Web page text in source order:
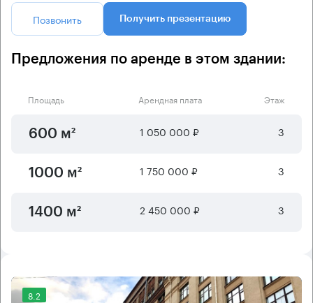
Позвонить Получить презентацию
Предложения по аренде в этом здании:
Площадь Арендная плата Этаж
600 м² 1 050 000 ₽ 3
1000 м² 1 750 000 ₽ 3
1400 м² 2 450 000 ₽ 3
8.2